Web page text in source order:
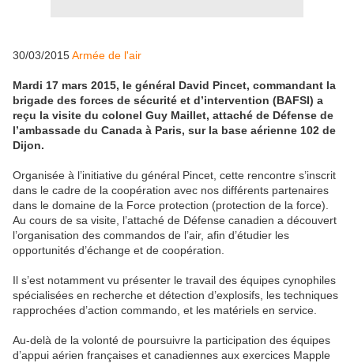
30/03/2015Armée de l'air
Mardi 17 mars 2015, le général David Pincet, commandant la
brigade des forces de sécurité et d’intervention (BAFSI) a
reçu la visite du colonel Guy Maillet, attaché de Défense de
l’ambassade du Canada à Paris, sur la base aérienne 102 de
Dijon.
Organisée à l’initiative du général Pincet, cette rencontre s’inscrit
dans le cadre de la coopération avec nos différents partenaires
dans le domaine de la Force protection (protection de la force).
Au cours de sa visite, l’attaché de Défense canadien a découvert
l’organisation des commandos de l’air, afin d’étudier les
opportunités d’échange et de coopération.
Il s’est notamment vu présenter le travail des équipes cynophiles
spécialisées en recherche et détection d’explosifs, les techniques
rapprochées d’action commando, et les matériels en service.
Au-delà de la volonté de poursuivre la participation des équipes
d’appui aérien françaises et canadiennes aux exercices Mapple